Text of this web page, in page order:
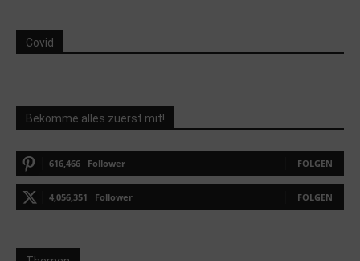
Covid
Bekomme alles zuerst mit!
616,466 Follower FOLGEN
4,056,351 Follower FOLGEN